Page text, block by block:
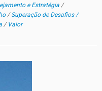
e Estratégia /
/Superação de Desafios /
/ Valor